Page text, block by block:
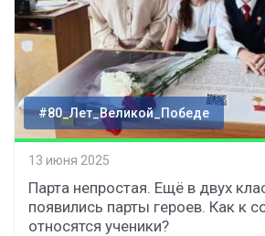
#80_Лет_Великой_Победе
13 июня 2025
Парта непростая. Ещё в двух
появились парты героев. Как к
относятся ученики?